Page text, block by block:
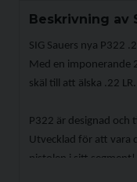
Beskrivning av
SIG Sauers nya P322
Med en imponerande
skäl till att älska .22 LR.
P322 är designad och
Utvecklad för att vara
pistolen i sitt
inbjuder till ett